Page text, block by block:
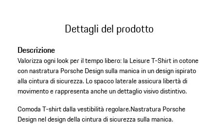
Dettagli del prodotto
Descrizione
Valorizza ogni look per il tempo libero: la Leisure T-Shirt in cotone
con nastratura Porsche Design sulla manica in un design ispirato
alla cintura di sicurezza. Lo spacco laterale assicura libertà di
movimento e rappresenta anche un dettaglio visivo distintivo.
Comoda T-shirt dalla vestibilità regolare.Nastratura Porsche
Design nel design della cintura di sicurezza sulla manica.